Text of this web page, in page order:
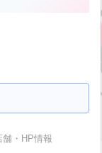
舗・HP情報